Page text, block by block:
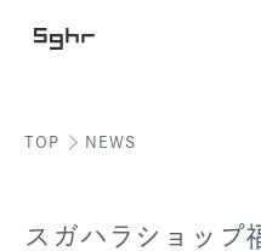
ショッピング バッグ
TOP NEWS
スガハラショッ